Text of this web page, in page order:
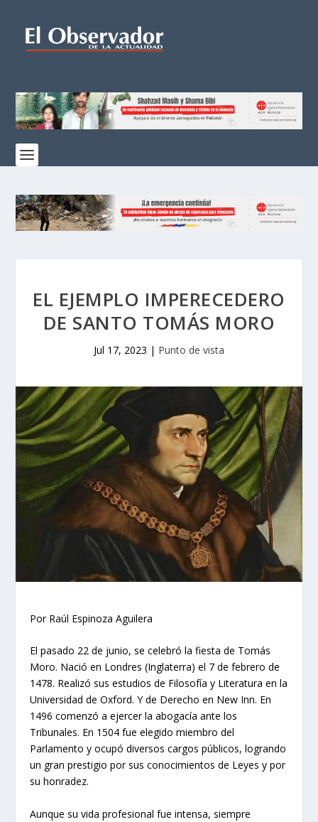
EL EJEMPLO IMPERECEDERO
DE SANTO TOMÁS MORO
Jul 17, 2023 | Punto de vista
Por Raúl Espinoza Aguilera
El pasado 22 de junio, se celebró la fiesta de Tomás
Moro. Nació en Londres (Inglaterra) el 7 de febrero de
1478. Realizó sus estudios de Filosofía y Literatura en la
Universidad de Oxford. Y de Derecho en New Inn. En
1496 comenzó a ejercer la abogacía ante los
Tribunales. En 1504 fue elegido miembro del
Parlamento y ocupó diversos cargos públicos, logrando
un gran prestigio por sus conocimientos de Leyes y por
su honradez.
Aunque su vida profesional fue intensa, siempre